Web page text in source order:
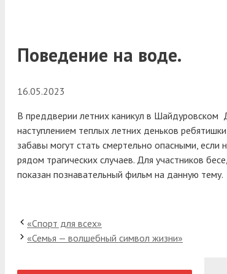
Поведение на воде.
16.05.2023
В преддверии летних каникул в
наступлением теплых летних деньков
забавы могут стать смертельно опасными,
рядом трагических случаев. Для участников
показан познавательный фильм на данную тему.
«Спорт для всех»
«Семья — волшебный символ жизни»